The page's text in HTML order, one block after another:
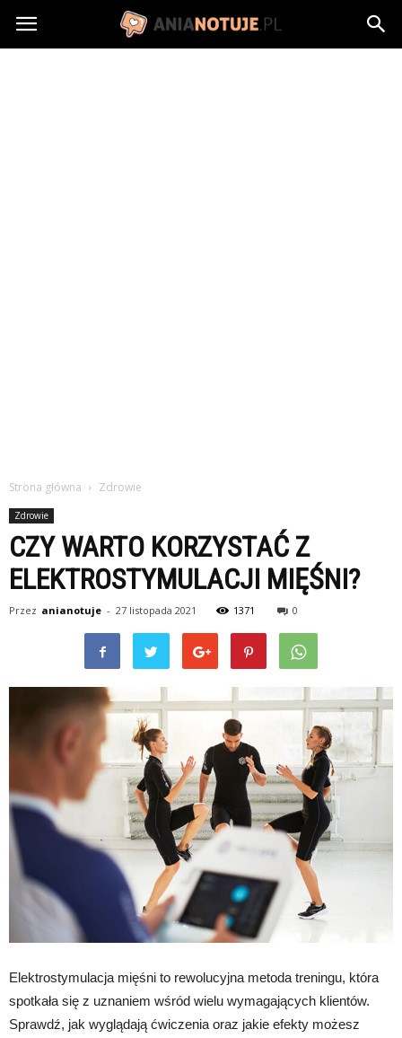
AniaNotuje.pl
Strona główna Zdrowie
Zdrowie
CZY WARTO KORZYSTAĆ Z
ELEKTROSTYMULACJI MIĘŚNI?
Przez anianotuje - 27 listopada 2021 1371 0
Elektrostymulacja mięśni to rewolucyjna metoda treningu, która
spotkała się z uznaniem wśród wielu wymagających klientów.
Sprawdź, jak wyglądają ćwiczenia oraz jakie efekty możesz